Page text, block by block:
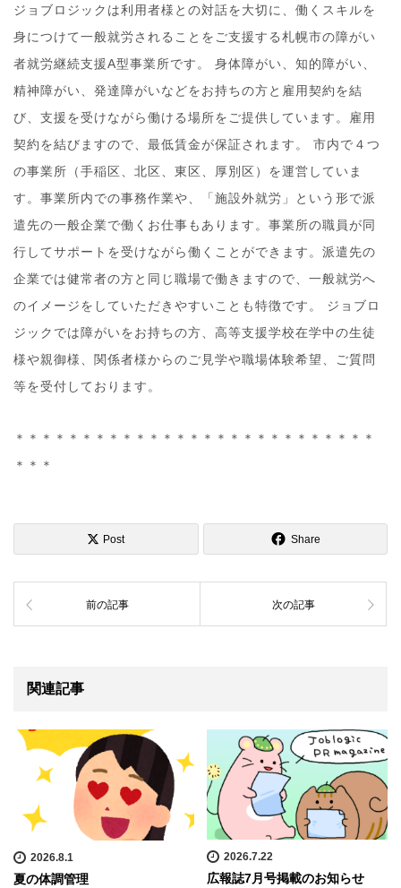
ジョブロジックは利用者様との対話を大切に、働くスキルを
身につけて一般就労されることをご支援する札幌市の障がい
者就労継続支援A型事業所です。 身体障がい、知的障がい、
精神障がい、発達障がいなどをお持ちの方と雇用契約を結
び、支援を受けながら働ける場所をご提供しています。雇用
契約を結びますので、最低賃金が保証されます。 市内で４つ
の事業所（手稲区、北区、東区、厚別区）を運営していま
す。事業所内での事務作業や、「施設外就労」という形で派
遣先の一般企業で働くお仕事もあります。事業所の職員が同
行してサポートを受けながら働くことができます。派遣先の
企業では健常者の方と同じ職場で働きますので、一般就労へ
のイメージをしていただきやすいことも特徴です。 ジョブロ
ジックでは障がいをお持ちの方、高等支援学校在学中の生徒
様や親御様、関係者様からのご見学や職場体験希望、ご質問
等を受付しております。
＊＊＊＊＊＊＊＊＊＊＊＊＊＊＊＊＊＊＊＊＊＊＊＊＊＊＊
＊＊＊
Post Share
前の記事 次の記事
関連記事
2026.8.1
夏の体調管理
2026.7.22
広報誌7月号掲載のお知らせ